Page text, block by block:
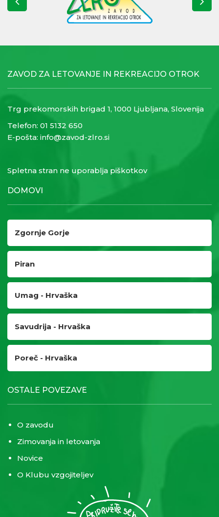
ZAVOD ZA LETOVANJE IN REKREACIJO OTROK
Trg prekomorskih brigad 1, 1000 Ljubljana, Slovenija
Telefon: 01 5132 650
E-pošta: info@zavod-zlro.si
Spletna stran ne uporablja piškotkov
DOMOVI
Zgornje Gorje
Piran
Umag - Hrvaška
Savudrija - Hrvaška
Poreč - Hrvaška
OSTALE POVEZAVE
O zavodu
Zimovanja in letovanja
Novice
O Klubu vzgojiteljev